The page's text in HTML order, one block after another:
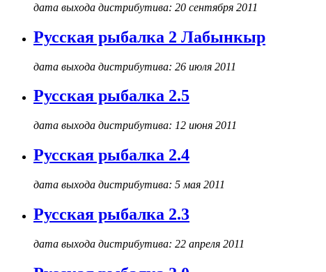
дата выхода дистрибутива: 20 сентября 2011
Русская рыбалка 2 Лабынкыр
дата выхода дистрибутива: 26 июля 2011
Русская рыбалка 2.5
дата выхода дистрибутива: 12 июня 2011
Русская рыбалка 2.4
дата выхода дистрибутива: 5 мая 2011
Русская рыбалка 2.3
дата выхода дистрибутива: 22 апреля 2011